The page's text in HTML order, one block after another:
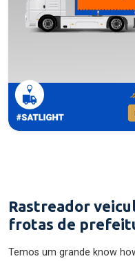
Rastreador
frotas de
Temos um grande know